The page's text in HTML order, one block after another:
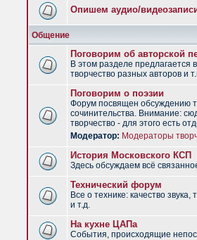
Опишем аудио/
Общение
Поговорим об авторской
В этом разделе предлагается
творчество разных авторов и
Поговорим о поэзии
Форум посвящен обсуждению
сочинительства. Внимание:
творчество - для этого есть
Модератор: Модераторы
История Московского КСП
Здесь обсуждаем всё
Технический форум
Все о технике: качество
и т.д.
На кухне ЦАПа
События, происходящие